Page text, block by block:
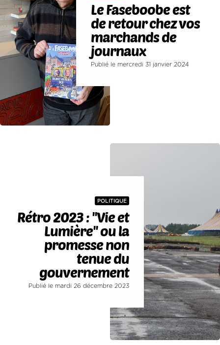
Le Faseboobe est
de retour chez vos
marchands de
journaux
Publié le mercredi 31 janvier 2024
POLITIQUE
Rétro 2023 : ''Vie et
Lumière'' ou la
promesse non
tenue du
gouvernement
Publié le mardi 26 décembre 2023